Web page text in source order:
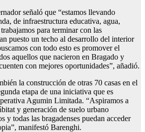
señaló que “estamos llevando
de infraestructura educativa, agua,
para terminar con las
puesto un techo al desarrollo del interior
con todo esto es promover el
aquellos que nacieron en Bragado y
con mejores oportunidades”, añadió.
la construcción de otras 70 casas en el
etapa de una iniciativa que es
Agumin Limitada. “Aspiramos a
y generación de suelo urbano
y todas las bragadenses puedan acceder
manifestó Barenghi.